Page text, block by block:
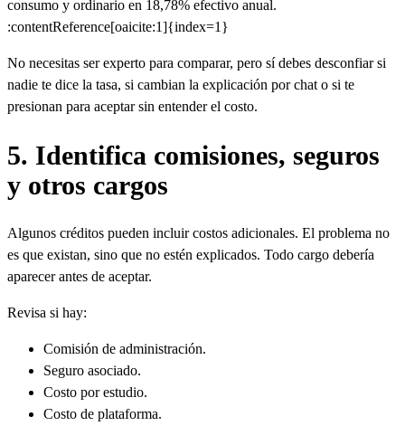
consumo y ordinario en 18,78% efectivo anual.
:contentReference[oaicite:1]{index=1}
No necesitas ser experto para comparar, pero sí debes desconfiar si
nadie te dice la tasa, si cambian la explicación por chat o si te
presionan para aceptar sin entender el costo.
5. Identifica comisiones, seguros
y otros cargos
Algunos créditos pueden incluir costos adicionales. El problema no
es que existan, sino que no estén explicados. Todo cargo debería
aparecer antes de aceptar.
Revisa si hay:
Comisión de administración.
Seguro asociado.
Costo por estudio.
Costo de plataforma.